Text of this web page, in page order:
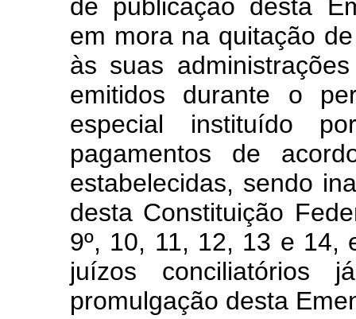
de publicação desta
em mora na quitação
às suas
emitidos durante o
especial instituído
pagamentos de
estabelecidas, sendo
desta Constituição
9º, 10, 11, 12, 13 e 14,
juízos conciliatórios
promulgação desta